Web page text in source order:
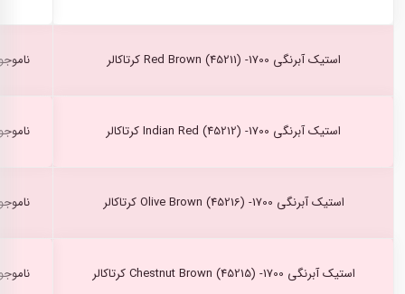
استیک آبرنگی Red Brown (45211) -1700 کرتاکالر
استیک آبرنگی Indian Red (45212) -1700 کرتاکالر
استیک آبرنگی Olive Brown (45216) -1700 کرتاکالر
استیک آبرنگی Chestnut Brown (45215) -1700 کرتاکالر